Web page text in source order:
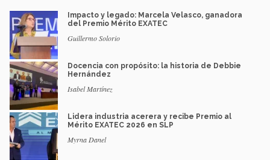
Impacto y legado: Marcela Velasco, ganadora
del Premio Mérito EXATEC
Guillermo Solorio
Docencia con propósito: la historia de Debbie
Hernández
Isabel Martínez
Lidera industria acerera y recibe Premio al
Mérito EXATEC 2026 en SLP
Myrna Danel